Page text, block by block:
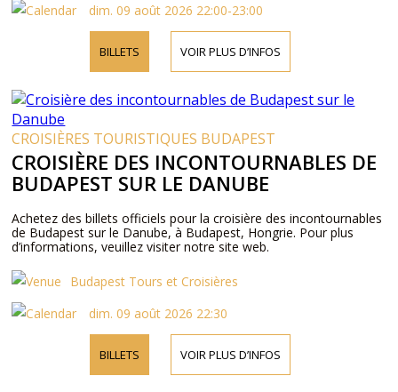
dim. 09 août 2026 22:00-23:00
BILLETS VOIR PLUS D’INFOS
CROISIÈRES TOURISTIQUES BUDAPEST
CROISIÈRE DES INCONTOURNABLES DE
BUDAPEST SUR LE DANUBE
Achetez des billets officiels pour la croisière des incontournables
de Budapest sur le Danube, à Budapest, Hongrie. Pour plus
d’informations, veuillez visiter notre site web.
Budapest Tours et Croisières
dim. 09 août 2026 22:30
BILLETS VOIR PLUS D’INFOS